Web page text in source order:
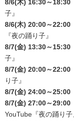
8/6(木) 16:30～18:30
子』
8/6(木) 20:00～22:00
『夜の踊り子』
8/7(金) 13:30～15:30
子』
8/7(金) 20:00～22:00
り子』
8/7(金) 24:00～25:00
8/7(金) 27:00～29:00
YouTube 『夜の踊り子